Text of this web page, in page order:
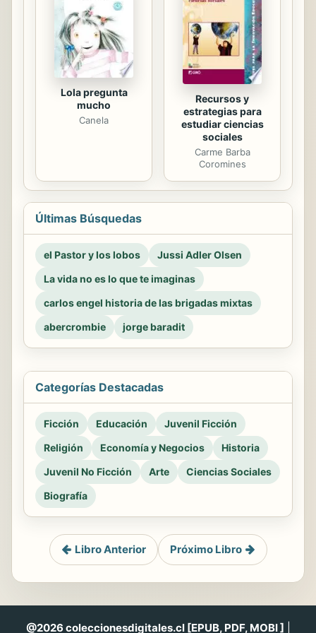
Lola pregunta
mucho
Canela
Recursos y
estrategias para
estudiar ciencias
sociales
Carme Barba
Coromines
Últimas Búsquedas
el Pastor y los lobos
Jussi Adler Olsen
La vida no es lo que te imaginas
carlos engel historia de las brigadas mixtas
abercrombie
jorge baradit
Categorías Destacadas
Ficción Educación
Juvenil Ficción
Religión
Economía y Negocios
Historia
Juvenil No Ficción
Arte
Ciencias Sociales
Biografía
Libro Anterior Próximo Libro
@2026 coleccionesdigitales.cl [EPUB, PDF, MOBI ]